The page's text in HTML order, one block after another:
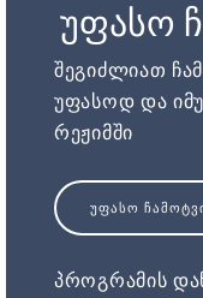
უფასო
შეგიძლიათ
უფასოდ და
რეჟიმში
ᲣᲤᲐᲡᲝ
პროგრამის